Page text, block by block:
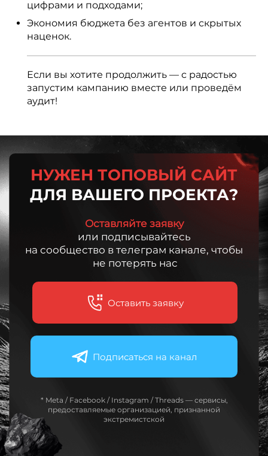
цифрами и подходами;
Экономия бюджета без агентов и скрытых
наценок.
Если вы хотите продолжить — с радостью
запустим кампанию вместе или проведём
аудит!
НУЖЕН ТОПОВЫЙ САЙТ
ДЛЯ ВАШЕГО ПРОЕКТА?
Оставляйте заявку
или подписывайтесь
на сообщество в телеграм канале, чтобы
не потерять нас
Оставить заявку
Подписаться на канал
* Meta / Facebook / Instagram / Threads — сервисы,
предоставляемые организацией, признанной
экстремистской